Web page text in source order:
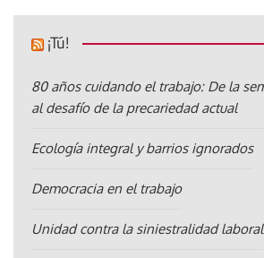
¡Tú!
80 años cuidando el trabajo: De la
al desafío de la precariedad actual
Ecología integral y barrios ignorados
Democracia en el trabajo
Unidad contra la siniestralidad laboral